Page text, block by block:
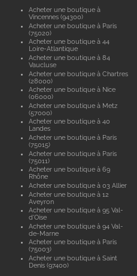
Acheter une boutique à
Vincennes (94300)
Acheter une boutique à Paris
(75020)
Acheter une boutique à 44
Loire-Atlantique
Acheter une boutique à 84
Vaucluse
Acheter une boutique à Chartres
(28000)
Acheter une boutique à Nice
(06000)
Acheter une boutique à Metz
(57000)
Acheter une boutique à 40
Landes
Acheter une boutique à Paris
(75015)
Acheter une boutique à Paris
(75011)
Acheter une boutique à 69
Rhône
Acheter une boutique à 03 Allier
Acheter une boutique à 12
Aveyron
Acheter une boutique à 95 Val-
d'Oise
Acheter une boutique à 94 Val-
de-Marne
Acheter une boutique à Paris
(75003)
Acheter une boutique à Saint
Denis (97400)